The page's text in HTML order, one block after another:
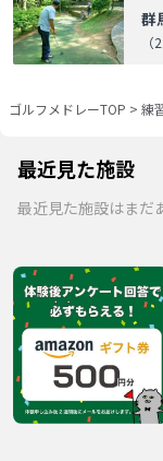
群
（
ゴルフメドレーTOP > 練
最近見た施設
最近見た施設はまだ